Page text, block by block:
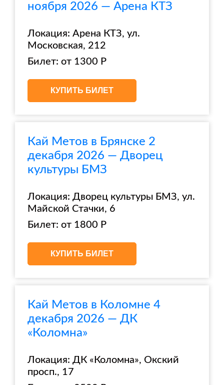
ноября 2026 — Арена КТЗ
Локация: Арена КТЗ, ул.
Московская, 212
Билет: от 1300 Р
КУПИТЬ БИЛЕТ
Кай Метов в Брянске 2
декабря 2026 — Дворец
культуры БМЗ
Локация: Дворец культуры БМЗ, ул.
Майской Стачки, 6
Билет: от 1800 Р
КУПИТЬ БИЛЕТ
Кай Метов в Коломне 4
декабря 2026 — ДК
«Коломна»
Локация: ДК «Коломна», Окский
просп., 17